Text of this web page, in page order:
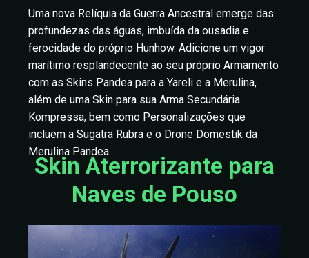
Uma nova Relíquia da Guerra Ancestral emerge das
profundezas das águas, imbuída da ousadia e
ferocidade do próprio Hunhow. Adicione um vigor
marítimo resplandecente ao seu próprio Armamento
com as Skins Pandea para a Yareli e a Merulina,
além de uma Skin para sua Arma Secundária
Kompressa, bem como Personalizações que
incluem a Sugatra Rubra e o Drone Domestik da
Merulina Pandea.
Skin Aterrorizante para
Naves de Pouso